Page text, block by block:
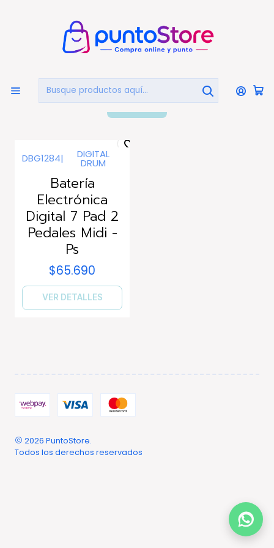
INSTRUMENTOS MUSICALES Baterías Electrónicas
Baterías Electrónicas
Agotado
DBG1284| DIGITAL
DRUM
Batería
Electrónica
Digital 7 Pad 2
Pedales Midi -
Ps
$65.690
VER DETALLES
2026 PuntoStore.
Todos los derechos reservados